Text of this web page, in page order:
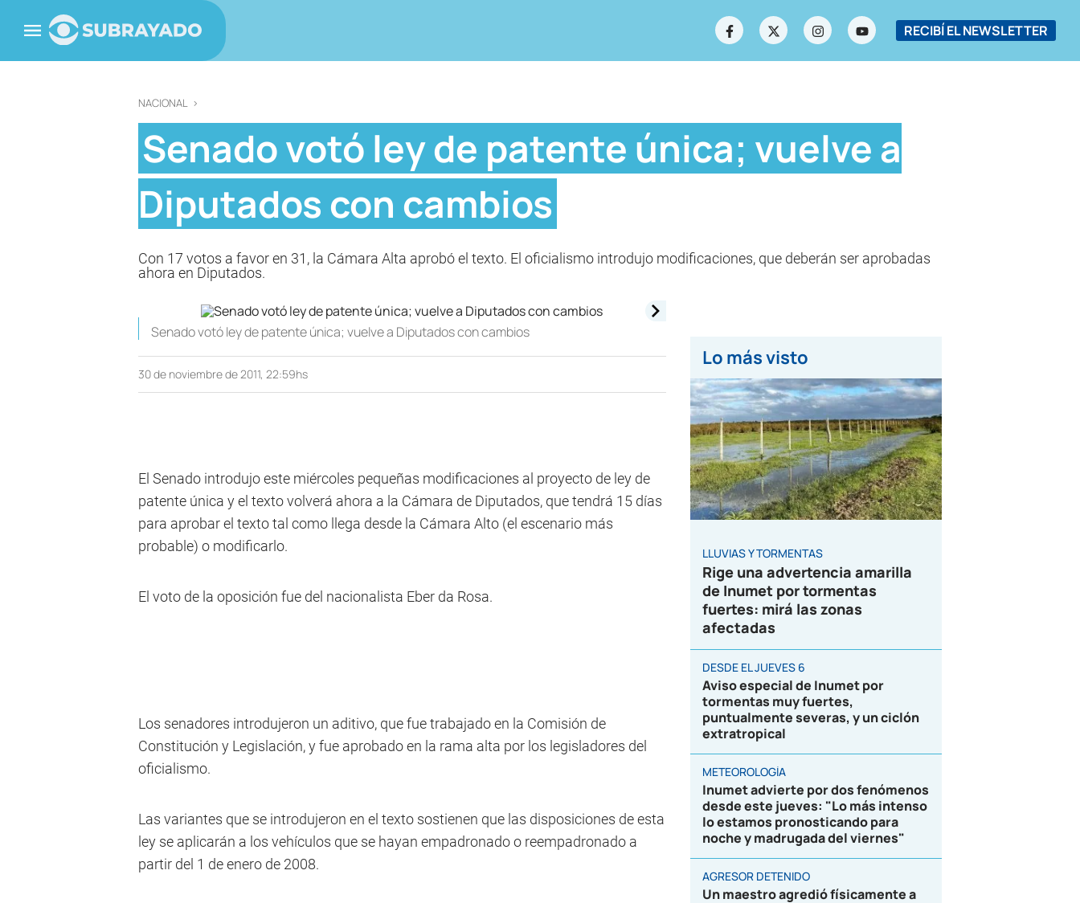
RECIBÍ EL NEWSLETTER
NACIONAL >
Senado votó ley de patente única; vuelve a
Diputados con cambios
Con 17 votos a favor en 31, la Cámara Alta aprobó el texto. El oficialismo introdujo modificaciones, que deberán ser aprobadas
ahora en Diputados.
Senado votó ley de patente única; vuelve a Diputados con cambios
30 de noviembre de 2011, 22:59hs
El Senado introdujo este miércoles pequeñas modificaciones al proyecto de ley de
patente única y el texto volverá ahora a la Cámara de Diputados, que tendrá 15 días
para aprobar el texto tal como llega desde la Cámara Alto (el escenario más
probable) o modificarlo.
El voto de la oposición fue del nacionalista Eber da Rosa.
Los senadores introdujeron un aditivo, que fue trabajado en la Comisión de
Constitución y Legislación, y fue aprobado en la rama alta por los legisladores del
oficialismo.
Las variantes que se introdujeron en el texto sostienen que las disposiciones de esta
ley se aplicarán a los vehículos que se hayan empadronado o reempadronado a
partir del 1 de enero de 2008.
Lo más visto
LLUVIAS Y TORMENTAS
Rige una advertencia amarilla
de Inumet por tormentas
fuertes: mirá las zonas
afectadas
DESDE EL JUEVES 6
Aviso especial de Inumet por
tormentas muy fuertes,
puntualmente severas, y un ciclón
extratropical
METEOROLOGÍA
Inumet advierte por dos fenómenos
desde este jueves: "Lo más intenso
lo estamos pronosticando para
noche y madrugada del viernes"
AGRESOR DETENIDO
Un maestro agredió físicamente a